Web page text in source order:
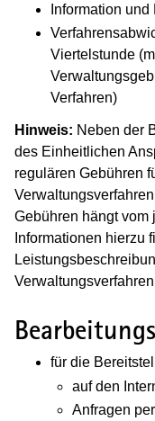
Information
Viertelstunde
Verfahren)
Hinweis: Neben der
des Einheitlichen
regulären Gebühren
Gebühren hängt vom
Informationen hierzu
für die
auf den
Anfragen